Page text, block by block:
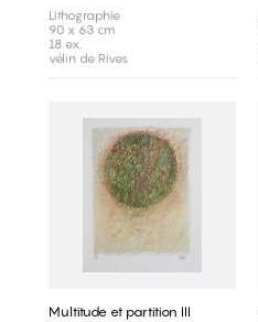
Lithographie
90 x 63 cm
18 ex.
vélin de Rives
Multitude et partition III